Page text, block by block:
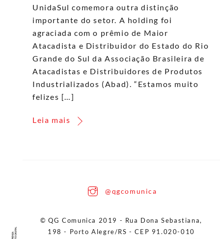
UnidaSul comemora outra distinção
importante do setor. A holding foi
agraciada com o prêmio de Maior
Atacadista e Distribuidor do Estado do Rio
Grande do Sul da Associação Brasileira de
Atacadistas e Distribuidores de Produtos
Industrializados (Abad). “Estamos muito
felizes […]
Leia mais
@qgcomunica
© QG Comunica 2019 - Rua Dona Sebastiana,
198 - Porto Alegre/RS - CEP 91.020-010